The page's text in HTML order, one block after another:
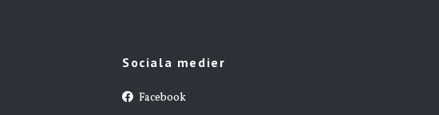
Sociala medier
Facebook